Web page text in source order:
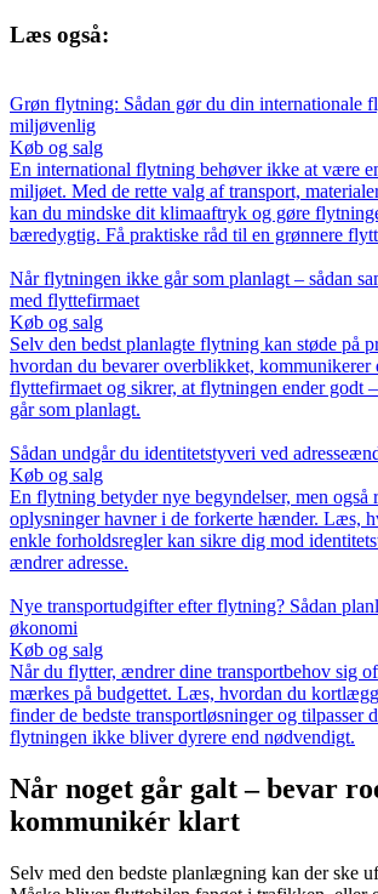
Læs også:
Grøn flytning: Sådan gør du din internationale
miljøvenlig
Køb og salg
En international flytning behøver ikke at være
miljøet. Med de rette valg af transport,
kan du mindske dit klimaaftryk og gøre
bæredygtig. Få praktiske råd til en grønnere
Når flytningen ikke går som planlagt – sådan
med flyttefirmaet
Køb og salg
Selv den bedst planlagte flytning kan støde på
hvordan du bevarer overblikket, kommunikerer
flyttefirmaet og sikrer, at flytningen ender godt
går som planlagt.
Sådan undgår du identitetstyveri ved
Køb og salg
En flytning betyder nye begyndelser, men også
oplysninger havner i de forkerte hænder. Læs,
enkle forholdsregler kan sikre dig mod
ændrer adresse.
Nye transportudgifter efter flytning? Sådan
økonomi
Køb og salg
Når du flytter, ændrer dine transportbehov sig
mærkes på budgettet. Læs, hvordan du
finder de bedste transportløsninger og tilpasser
flytningen ikke bliver dyrere end nødvendigt.
Når noget går galt – bevar
kommunikér klart
Selv med den bedste planlægning kan der ske